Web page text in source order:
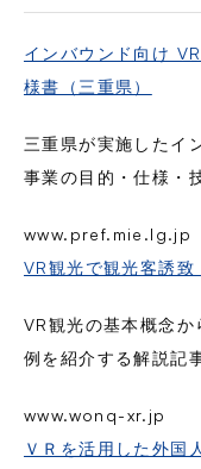
インバウンド向け
様書（三重県）
三重県が実施したイ
事業の目的・仕様・
www.pref.mie.lg.jp
VR観光で観光客誘
VR観光の基本概念
例を紹介する解説記
www.wonq-xr.jp
ＶＲを活用した外国